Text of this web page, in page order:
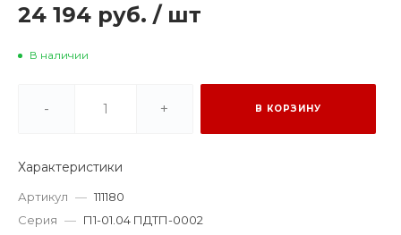
24 194 руб. / шт
В наличии
- + В КОРЗИНУ
Характеристики
Артикул — 111180
Серия — П1-01.04 ПДТП-0002